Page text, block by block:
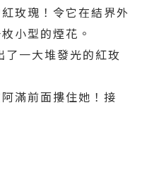
玫瑰！令它在結界外
小型的煙花。
了一大堆發光的紅玫
滿前面摟住她！接